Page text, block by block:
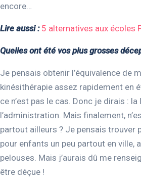
encore…
Lire aussi : 5 alternatives aux écoles
Quelles ont été vos plus grosses
Je pensais obtenir l’équivalence de
kinésithérapie assez rapidement en
ce n’est pas le cas. Donc je dirais :
l’administration. Mais finalement,
partout ailleurs ? Je pensais trouver
pour enfants un peu partout en ville,
pelouses. Mais j’aurais dû me
être déçue !